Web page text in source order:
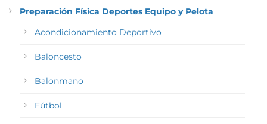
Preparación Física Deportes Equipo y Pelota
Acondicionamiento Deportivo
Baloncesto
Balonmano
Fútbol